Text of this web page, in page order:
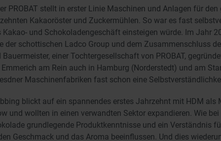
PROBAT stellt in erster Linie Maschinen und Anlagen für
Kakaoröster und Zuckermühlen. So war es fast
und Schokoladengeschäft einsteigen würde. Im Jahr
der schottischen Ladco Group und dem Zusammenschluss
einer Tochtergesellschaft von PROBAT,
am Rein auch in Hamburg (Norderstedt) und am
Maschinenfabriken fast schon eine
blickt auf ein spannendes erstes Jahrzehnt mit HDM als
und wollten in einen verwandten Sektor expandieren. Wie
grundlegende Produktkenntnisse und ein Verständnis
Geschmack und das Aroma beeinflussen. Und dies